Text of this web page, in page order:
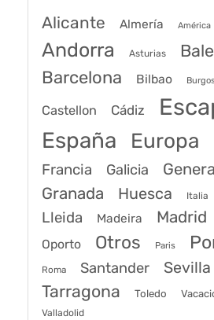
Alicante Almería América
Andorra Asturias
Barcelona Bilbao
Castellon Cádiz
España Europa
Francia Galicia
Granada Huesca Italia
Lleida Madeira Madrid
Oporto Otros Paris
Roma Santander Sevilla
Tarragona Toledo
Valladolid